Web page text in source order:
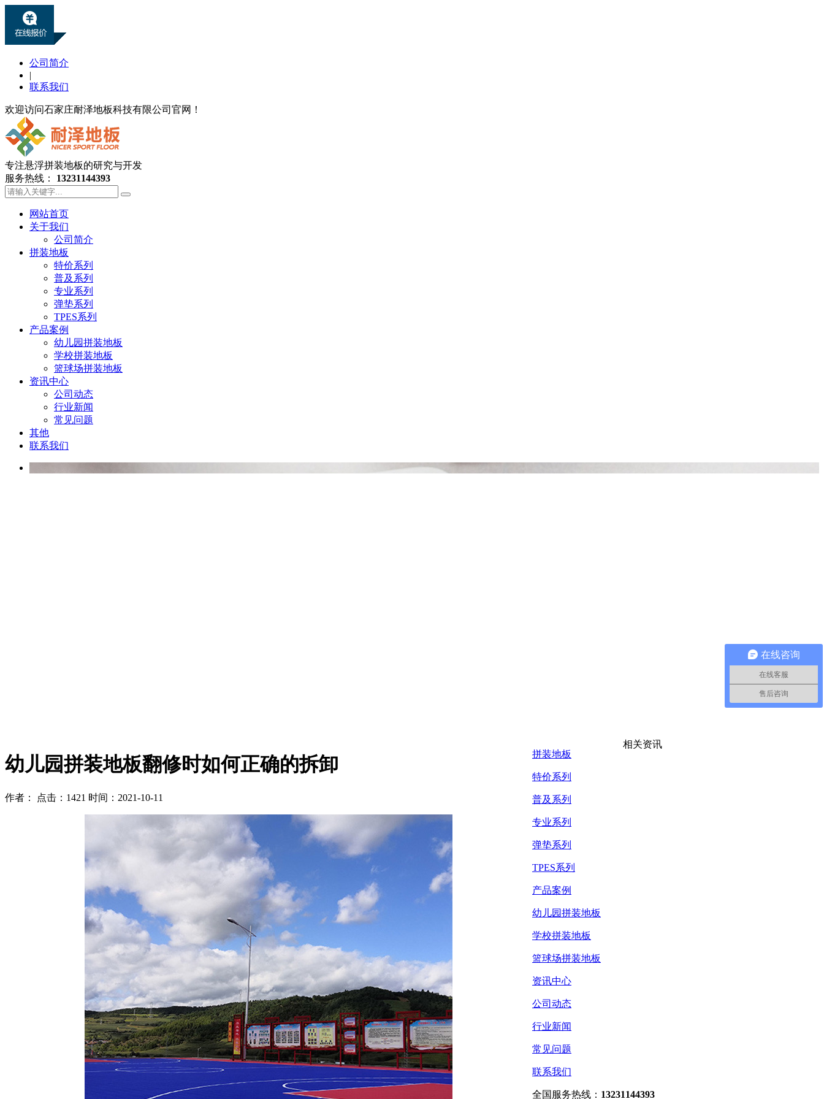
公司简介
|
联系我们
欢迎访问石家庄耐泽地板科技有限公司官网！
专注悬浮拼装地板的研究与开发
服务热线： 13231144393
网站首页
关于我们
公司简介
拼装地板
特价系列
普及系列
专业系列
弹垫系列
TPES系列
产品案例
幼儿园拼装地板
学校拼装地板
篮球场拼装地板
资讯中心
公司动态
行业新闻
常见问题
其他
联系我们
相关资讯
幼儿园拼装地板翻修时如何正确的拆卸
作者： 点击：1421 时间：2021-10-11
拼装地板
特价系列
普及系列
专业系列
弹垫系列
TPES系列
产品案例
幼儿园拼装地板
学校拼装地板
篮球场拼装地板
资讯中心
公司动态
行业新闻
常见问题
联系我们
全国服务热线： 13231144393
在线咨询
在线客服
售后咨询